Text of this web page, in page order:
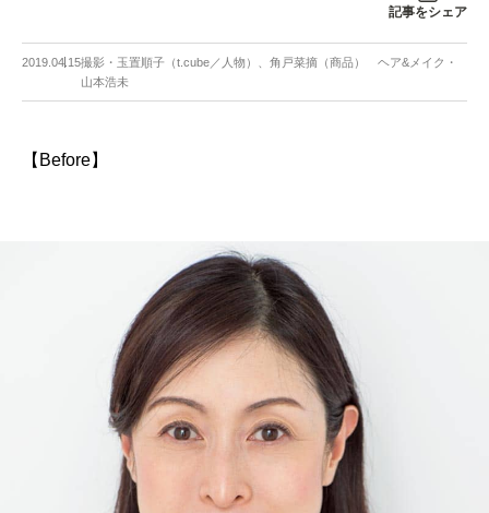
記事をシェア
2019.04.15撮影・玉置順子（t.cube／人物）、角戸菜摘（商品） ヘア&メイク・
山本浩未
【Before】